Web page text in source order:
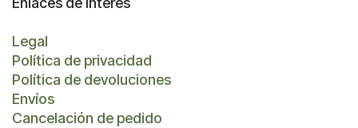
Legal
Política de privacidad
Política de devoluciones
Envíos
Cancelación de pedido